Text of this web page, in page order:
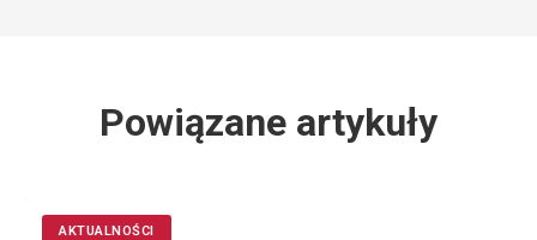
Powiązane artykuły
AKTUALNOŚCI